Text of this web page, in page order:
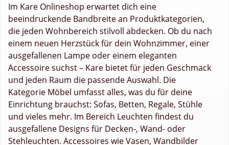
Im Kare Onlineshop erwartet dich eine
beeindruckende Bandbreite an Produktkategorien,
die jeden Wohnbereich stilvoll abdecken. Ob du nach
einem neuen Herzstück für dein Wohnzimmer, einer
ausgefallenen Lampe oder einem eleganten
Accessoire suchst – Kare bietet für jeden Geschmack
und jeden Raum die passende Auswahl. Die
Kategorie Möbel umfasst alles, was du für deine
Einrichtung brauchst: Sofas, Betten, Regale, Stühle
und vieles mehr. Im Bereich Leuchten findest du
ausgefallene Designs für Decken-, Wand- oder
Stehleuchten. Accessoires wie Vasen, Wandbilder